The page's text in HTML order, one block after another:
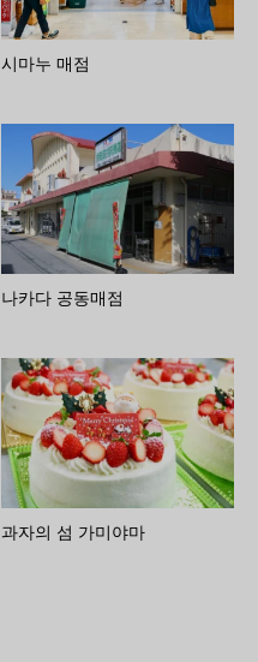
시마누 매점
나카다 공동매점
과자의 섬 가미야마